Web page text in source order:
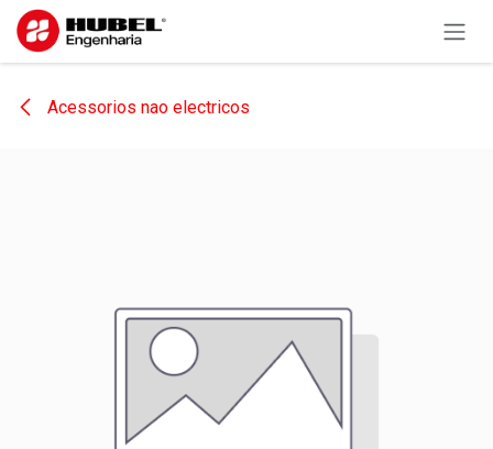
Pular para o conteúdo
Acessorios nao electricos